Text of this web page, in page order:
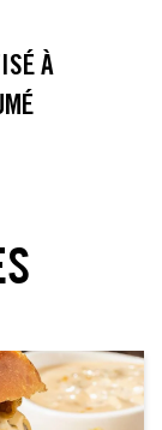
À